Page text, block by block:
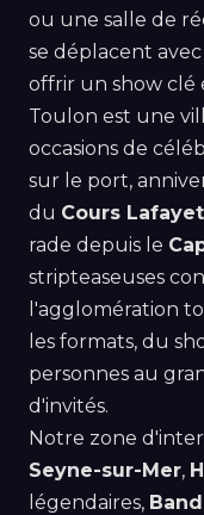
ou une salle de
se déplacent
offrir un show clé
Toulon est une
occasions de
sur le port,
du Cours
rade depuis le
stripteaseuses
l'agglomération
les formats, du
personnes au
d'invités.
Notre zone
Seyne-sur-Mer,
légendaires,